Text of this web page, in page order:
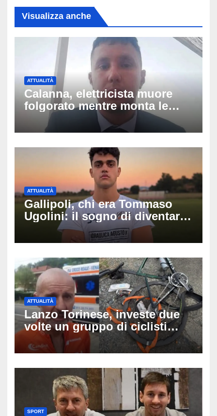
Visualizza anche
ATTUALITÀ
Calanna, elettricista muore
folgorato mentre monta le
luminarie della festa: chi era
Fabio Calabrò e cosa è
ATTUALITÀ
Gallipoli, chi era Tommaso
Ugolini: il sogno di diventare
medico e la fascia da
capitano, il dolore di Bologna
ATTUALITÀ
Lanzo Torinese, investe due
volte un gruppo di ciclisti
dopo una lite: arrestato
73enne, il racconto choc di un
SPORT